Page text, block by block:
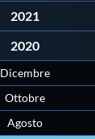
2021
2020
Dicembre
Ottobre
Agosto